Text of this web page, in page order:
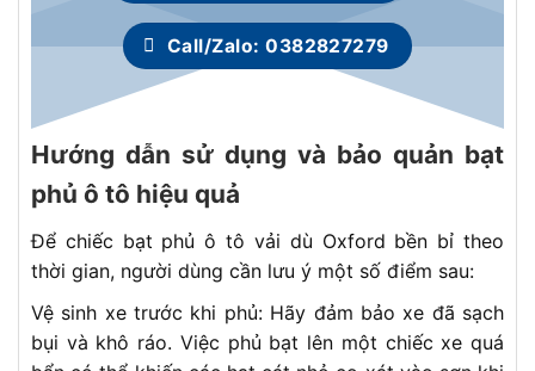
Call/Zalo: 0382827279
Hướng dẫn sử dụng và bảo quản bạt
phủ ô tô hiệu quả
Để chiếc bạt phủ ô tô vải dù Oxford bền bỉ theo
thời gian, người dùng cần lưu ý một số điểm sau:
Vệ sinh xe trước khi phủ: Hãy đảm bảo xe đã sạch
bụi và khô ráo. Việc phủ bạt lên một chiếc xe quá